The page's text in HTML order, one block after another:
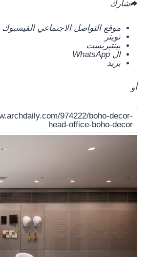
شارك
موقع التواصل الاجتماعي الفيسبوك
تويتر
بينتيريست
ال WhatsApp
بريد
أو